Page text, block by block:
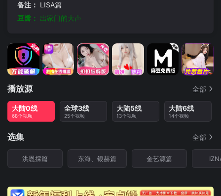
备注： LISA篇
豆瓣： 出家门的大声
播放源 全部
大陆0线
68个视频
全球3线
25个视频
大陆5线
13个视频
大陆6线
14个视频
选集 全部
洪恩採篇 东海、银赫篇 金艺源篇